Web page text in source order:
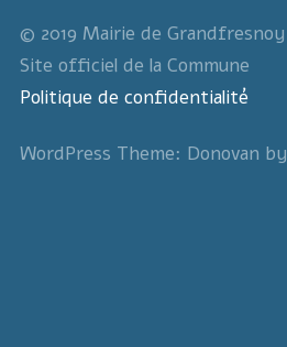
© 2019 Mairie de Grandfresnoy
Site officiel de la Commune
Politique de confidentialité
WordPress Theme: Donovan by